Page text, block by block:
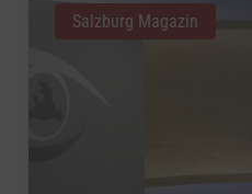
Salzburg Magazin